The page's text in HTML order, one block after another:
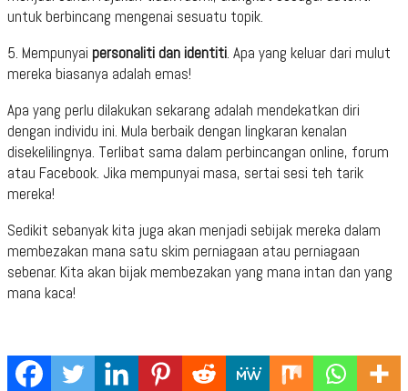
untuk berbincang mengenai sesuatu topik.
5. Mempunyai personaliti dan identiti. Apa yang keluar dari mulut
mereka biasanya adalah emas!
Apa yang perlu dilakukan sekarang adalah mendekatkan diri
dengan individu ini. Mula berbaik dengan lingkaran kenalan
disekelilingnya. Terlibat sama dalam perbincangan online, forum
atau Facebook. Jika mempunyai masa, sertai sesi teh tarik
mereka!
Sedikit sebanyak kita juga akan menjadi sebijak mereka dalam
membezakan mana satu skim perniagaan atau perniagaan
sebenar. Kita akan bijak membezakan yang mana intan dan yang
mana kaca!